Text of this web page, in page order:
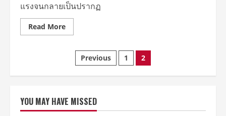
แรงจนกลายเป็นปรากฏ
Read MoreRead
more
แฟน
คลับ
เปิด
ศึก
ชิง
Posts
pagination
Previous 1 2
YOU MAY HAVE MISSED